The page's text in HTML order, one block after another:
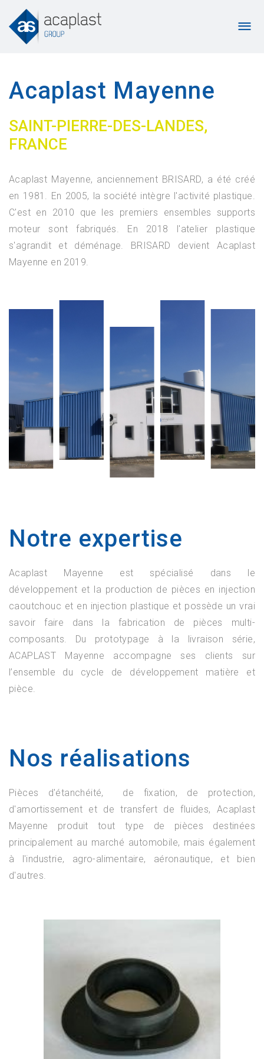
Acaplast Mayenne
SAINT-PIERRE-DES-LANDES,
FRANCE
Acaplast Mayenne, anciennement BRISARD, a été créé
en 1981. En 2005, la société intègre l'activité plastique.
C'est en 2010 que les premiers ensembles supports
moteur sont fabriqués. En 2018 l'atelier plastique
s'agrandit et déménage. BRISARD devient Acaplast
Mayenne en 2019.
Notre expertise
Acaplast Mayenne est spécialisé dans le
développement et la production de pièces en injection
caoutchouc et en injection plastique et possède un vrai
savoir faire dans la fabrication de pièces multi-
composants. Du prototypage à la livraison série,
ACAPLAST Mayenne accompagne ses clients sur
l’ensemble du cycle de développement matière et
pièce.
Nos réalisations
Pièces d'étanchéité, de fixation, de protection,
d'amortissement et de transfert de fluides, Acaplast
Mayenne produit tout type de pièces destinées
principalement au marché automobile, mais également
à l'industrie, agro-alimentaire, aéronautique, et bien
d'autres.